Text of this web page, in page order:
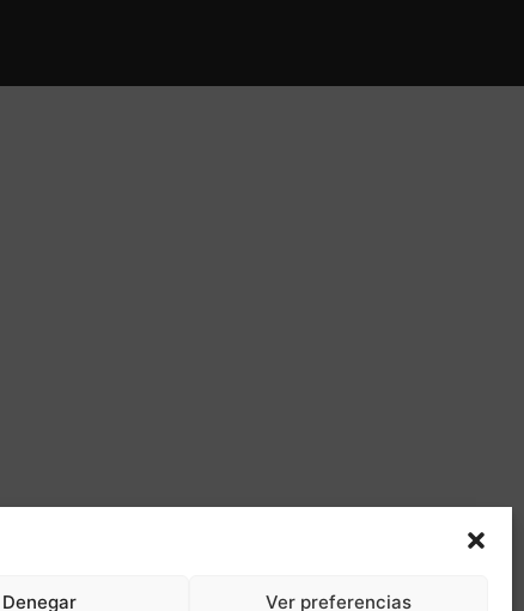
Denegar Ver preferencias